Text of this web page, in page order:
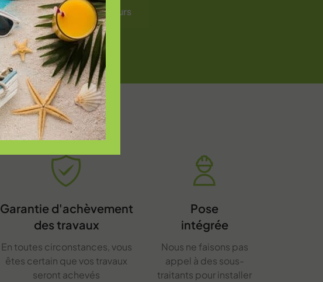
Voir les configurateurs
Garantie d'achèvement
des travaux
En toutes circonstances, vous
êtes certain que vos travaux
seront achevés
Pose
intégrée
Nous ne faisons pas
appel à des sous-
traitants pour installer